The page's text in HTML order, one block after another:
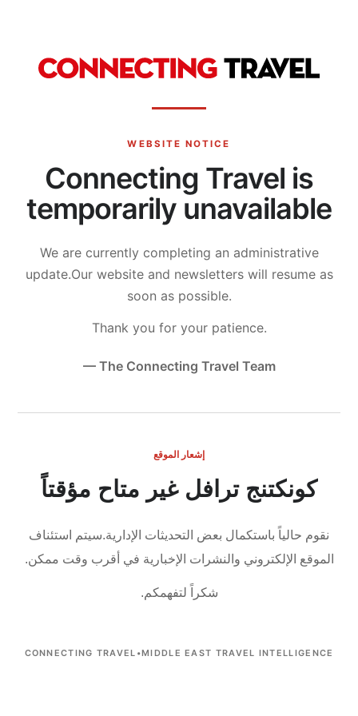
WEBSITE NOTICE
Connecting Travel is
temporarily unavailable
We are currently completing an administrative
update.Our website and newsletters will resume as
soon as possible.
Thank you for your patience.
— The Connecting Travel Team
إشعار الموقع
كونكتنج ترافل غير متاح مؤقتاً
نقوم حالياً باستكمال بعض التحديثات الإدارية.سيتم استئناف
الموقع الإلكتروني والنشرات الإخبارية في أقرب وقت ممكن.
شكراً لتفهمكم.
CONNECTING TRAVEL •MIDDLE EAST TRAVEL INTELLIGENCE